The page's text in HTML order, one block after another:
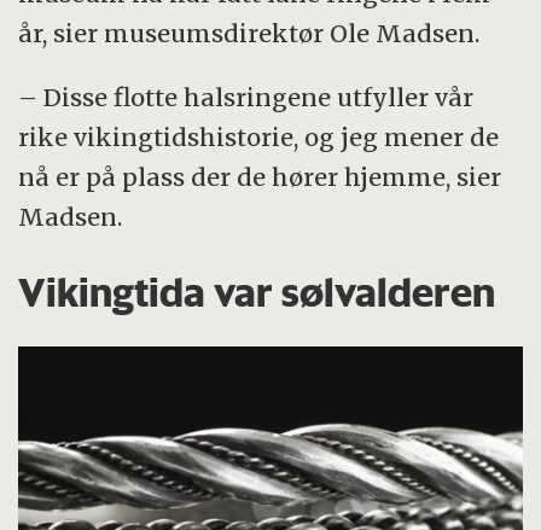
år, sier museumsdirektør Ole Madsen.
– Disse flotte halsringene utfyller vår
rike vikingtidshistorie, og jeg mener de
nå er på plass der de hører hjemme, sier
Madsen.
Vikingtida var sølvalderen